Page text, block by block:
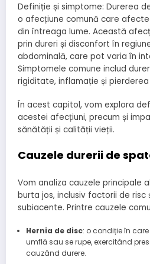
Definiție și simptome: Durerea
o afecțiune comună care
din întreaga lume. Această
prin dureri și disconfort în
abdominală, care pot varia în
Simptomele comune includ
rigiditate, inflamație și
În acest capitol, vom explora
acestei afecțiuni, precum și
sănătății și calității vieții.
Cauzele durerii de
Vom analiza cauzele principale
burta jos, inclusiv factorii de risc
subiacente. Printre cauzele
Hernia de disc: o condiție în
umflă sau se rupe, exercitând
cauzând durere.